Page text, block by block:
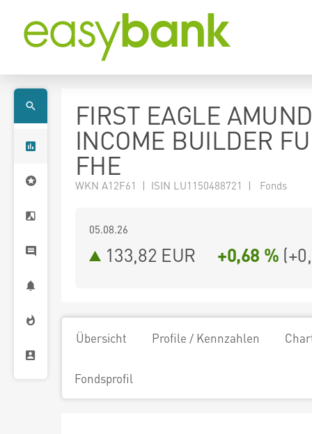
FIRST EAGLE
INCOME BUILDER
FHE
WKN A12F61 | ISIN LU1150488721 | Fonds
05.08.26
133,82 EUR +0,68 % (
Übersicht Profile / Kennzahlen
Fondsprofil